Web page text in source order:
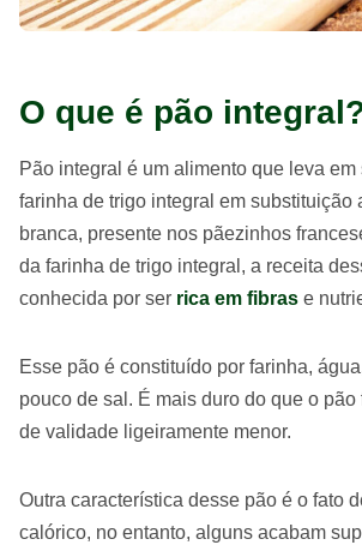
O que é pão
Pão integral é um alimento que leva
farinha de trigo integral em substituição
branca, presente nos pãezinhos
da farinha de trigo integral, a receita
conhecida por ser rica em fibras e
Esse pão é constituído por farinha,
pouco de sal. É mais duro do que o pão
de validade ligeiramente menor.
Outra característica desse pão é o fato
calórico, no entanto, alguns acabam